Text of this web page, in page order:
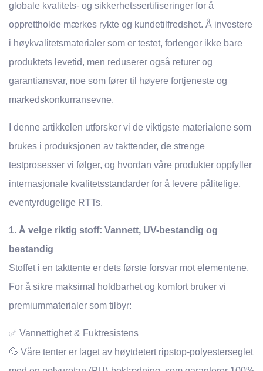
globale kvalitets- og sikkerhetssertifiseringer for å
opprettholde mærkes rykte og kundetilfredshet. Å investere
i høykvalitetsmaterialer som er testet, forlenger ikke bare
produktets levetid, men reduserer også returer og
garantiansvar, noe som fører til høyere fortjeneste og
markedskonkurransevne.
I denne artikkelen utforsker vi de viktigste materialene som
brukes i produksjonen av takttender, de strenge
testprosesser vi følger, og hvordan våre produkter oppfyller
internasjonale kvalitetsstandarder for å levere pålitelige,
eventyrdugelige RTTs.
1. Å velge riktig stoff: Vannett, UV-bestandig og
bestandig
Stoffet i en takttente er dets første forsvar mot elementene.
For å sikre maksimal holdbarhet og komfort bruker vi
premiummaterialer som tilbyr:
✅ Vannettighet & Fuktresistens
💦 Våre tenter er laget av høytdetert ripstop-polyesterseglet